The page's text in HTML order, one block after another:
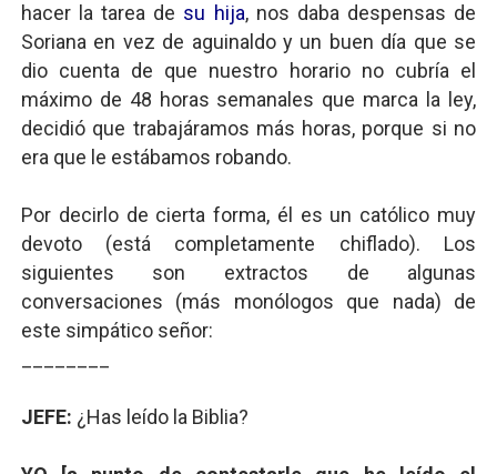
hacer la tarea de su hija, nos daba despensas de
Soriana en vez de aguinaldo y un buen día que se
dio cuenta de que nuestro horario no cubría el
máximo de 48 horas semanales que marca la ley,
decidió que trabajáramos más horas, porque si no
era que le estábamos robando.
Por decirlo de cierta forma, él es un católico muy
devoto (está completamente chiflado). Los
siguientes son extractos de algunas
conversaciones (más monólogos que nada) de
este simpático señor:
JEFE: ¿Has leído la Biblia?